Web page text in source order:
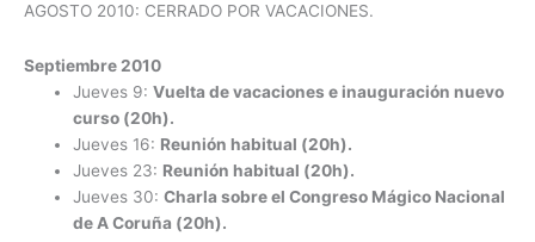
AGOSTO 2010: CERRADO POR VACACIONES.
Septiembre 2010
Jueves 9:Vuelta de vacaciones e inauguración nuevo
curso (20h).
Jueves 16: Reunión habitual (20h).
Jueves 23: Reunión habitual (20h).
Jueves 30:Charla sobre el Congreso Mágico Nacional
de A Coruña (20h).